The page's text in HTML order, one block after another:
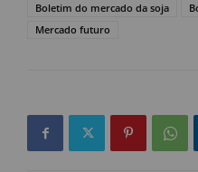
Boletim do mercado da soja
Mercado futuro